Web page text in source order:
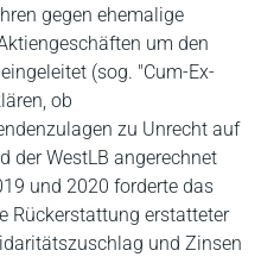
gegen ehemalige
um den
(sog. "Cum-Ex-
ob
zu Unrecht auf
der WestLB angerechnet
und 2020 forderte das
Rückerstattung erstatteter
und Zinsen